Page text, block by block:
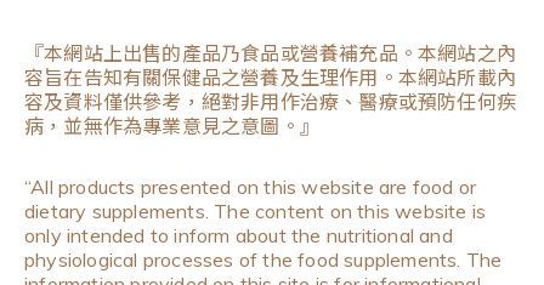
『本網站上出售的產品乃食品或營養補充品。本網站之內
容旨在告知有關保健品之營養及生理作用。本網站所載內
容及資料僅供參考，絕對非用作治療、醫療或預防任何疾
病，並無作為專業意見之意圖。』
“All products presented on this website are food or
dietary supplements. The content on this website is
only intended to inform about the nutritional and
physiological processes of the food supplements. The